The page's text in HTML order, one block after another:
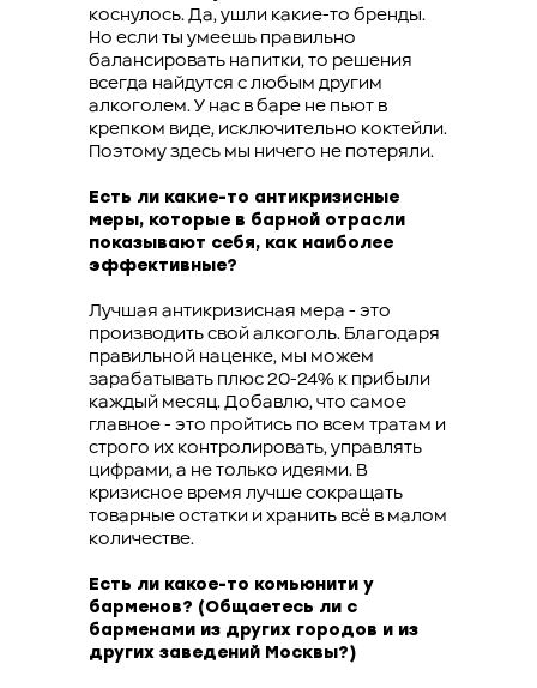
коснулось. Да, ушли какие-то бренды.
Но если ты умеешь правильно
балансировать напитки, то решения
всегда найдутся с любым другим
алкоголем. У нас в баре не пьют в
крепком виде, исключительно коктейли.
Поэтому здесь мы ничего не потеряли.
Есть ли какие-то антикризисные
меры, которые в барной отрасли
показывают себя, как наиболее
эффективные?
Лучшая антикризисная мера - это
производить свой алкоголь. Благодаря
правильной наценке, мы можем
зарабатывать плюс 20-24% к прибыли
каждый месяц. Добавлю, что самое
главное - это пройтись по всем тратам и
строго их контролировать, управлять
цифрами, а не только идеями. В
кризисное время лучше сокращать
товарные остатки и хранить всё в малом
количестве.
Есть ли какое-то комьюнити у
барменов? (Общаетесь ли с
барменами из других городов и из
других заведений Москвы?)
ул. фадеева, д. 5, кв. 22
8 800 700 93 20 (горячая линия) gastreet —
international restaurant show
услуги оказывает общество с ограниченной
ответственностью «сирокко»
договор оферта
оферта детского
кемпа «гастритик»
политика обработки
персональных
способы оплаты